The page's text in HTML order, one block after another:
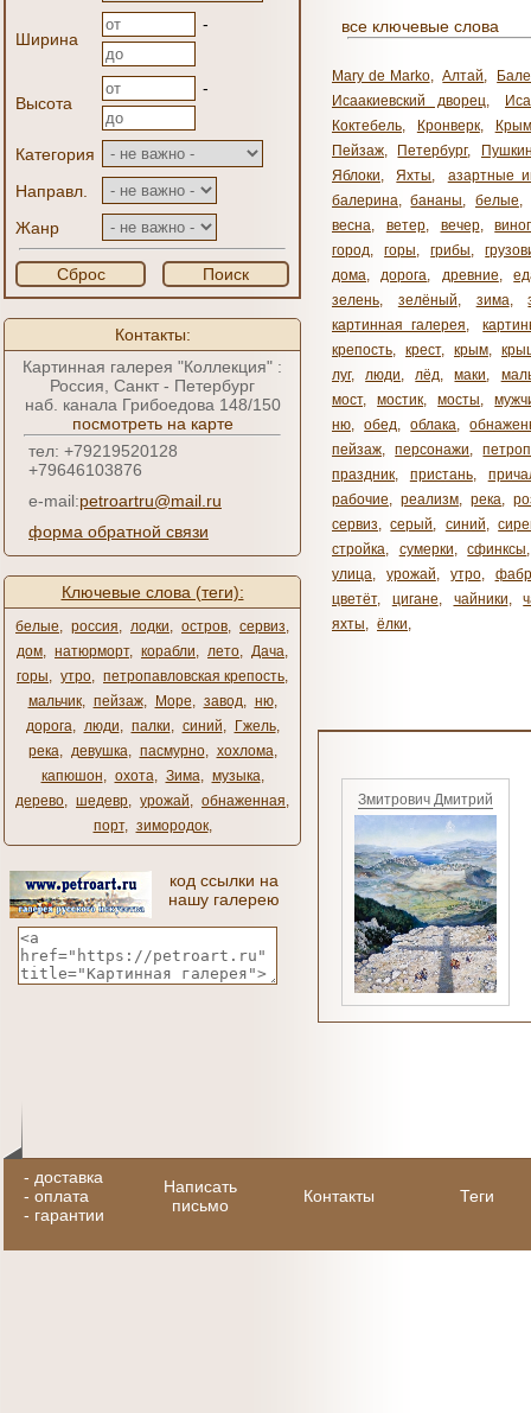
Ширина
-
Высота
-
Категория
Направл.
Жанр
Сброс Поиск
Контакты:
Картинная галерея "Коллекция" :
Россия, Санкт - Петербург
наб. канала Грибоедова 148/150
посмотреть на карте
тел: +79219520128
+79646103876
e-mail:petroartru@mail.ru
форма обратной связи
Ключевые слова (теги):
белые, россия, лодки, остров, сервиз,
дом, натюрморт, корабли, лето, Дача,
горы, утро, петропавловская крепость,
мальчик, пейзаж, Море, завод, ню,
дорога, люди, палки, синий, Гжель,
река, девушка, пасмурно, хохлома,
капюшон, охота, Зима, музыка,
дерево, шедевр, урожай, обнаженная,
порт, зимородок,
код ссылки на
нашу галерею
все ключевые слова
Mary de Marko, Алтай,
Исаакиевский дворец,
Коктебель, Кронверк,
Крым
Пейзаж, Петербург,
Яблоки, Яхты,
азартные
балерина, бананы, белые,
весна, ветер, вечер,
город, горы, грибы,
дома, дорога, древние,
зелень, зелёный, зима,
картинная галерея,
крепость, крест, крым,
луг, люди, лёд, маки,
мост, мостик, мосты,
ню, обед, облака,
пейзаж, персонажи,
праздник, пристань,
рабочие, реализм, река,
сервиз, серый, синий,
стройка, сумерки, сфинксы
улица, урожай, утро,
цветёт, цигане, чайники,
яхты, ёлки,
Змитрович Дмитрий
- доставка
- оплата
- гарантии
Написать
письмо
Контакты Теги